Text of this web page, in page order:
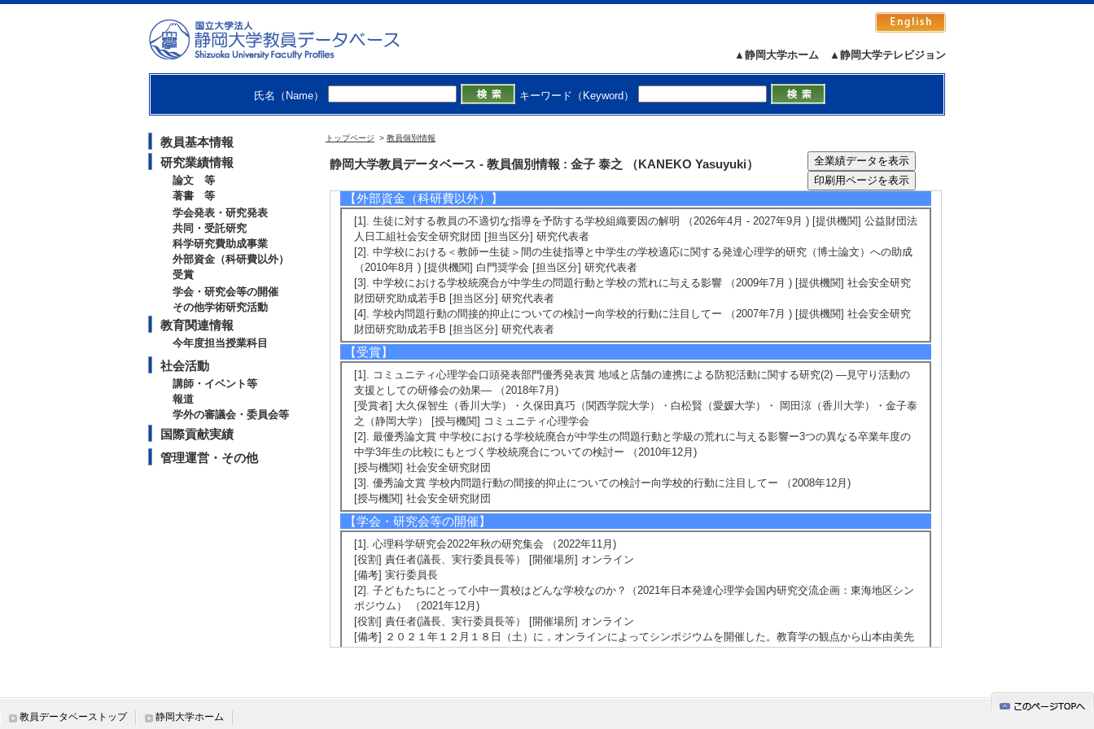
▲静岡大学テレビジョン
▲静岡大学ホーム
氏名（Name） キーワード（Keyword）
教員基本情報
研究業績情報
論文 等
著書 等
学会発表・研究発表
共同・受託研究
科学研究費助成事業
外部資金（科研費以外）
受賞
学会・研究会等の開催
その他学術研究活動
教育関連情報
今年度担当授業科目
社会活動
講師・イベント等
報道
学外の審議会・委員会等
国際貢献実績
管理運営・その他
トップページ > 教員個別情報
静岡大学教員データベース - 教員個別情報 : 金子 泰之 （KANEKO Yasuyuki）
[2]. 児童期から思春期への移行期における問題行動とそれを抑止する教師の関わりの関連 （ 2018年4月 ～ 2022年3
月 ） 若手研究(B) 代表
[3]. 小中一貫校の総合的研究 －実践と制度に着目して － （ 2018年4月 ～ 2021年3月 ） 基盤研究(B) 分担
[5]. 小中一貫校の総合的な研究 （ 2015年4月 ～ 2018年3月 ） 基盤研究(B) 分担
5/6全件表示
【外部資金（科研費以外）】
[1]. 生徒に対する教員の不適切な指導を予防する学校組織要因の解明 （2026年4月 - 2027年9月 ) [提供機関] 公益財団法
人日工組社会安全研究財団 [担当区分] 研究代表者
[2]. 中学校における＜教師ー生徒＞間の生徒指導と中学生の学校適応に関する発達心理学的研究（博士論文）への助成
（2010年8月 ) [提供機関] 白門奨学会 [担当区分] 研究代表者
[3]. 中学校における学校統廃合が中学生の問題行動と学校の荒れに与える影響 （2009年7月 ) [提供機関] 社会安全研究
財団研究助成若手B [担当区分] 研究代表者
[4]. 学校内問題行動の間接的抑止についての検討ー向学校的行動に注目してー （2007年7月 ) [提供機関] 社会安全研究
財団研究助成若手B [担当区分] 研究代表者
【受賞】
[1]. コミュニティ心理学会口頭発表部門優秀発表賞 地域と店舗の連携による防犯活動に関する研究(2) ―見守り活動の
支援としての研修会の効果― （2018年7月)
[受賞者] 大久保智生（香川大学）・久保田真巧（関西学院大学）・白松賢（愛媛大学）・ 岡田涼（香川大学）・金子泰
之（静岡大学） [授与機関] コミュニティ心理学会
[2]. 最優秀論文賞 中学校における学校統廃合が中学生の問題行動と学級の荒れに与える影響ー3つの異なる卒業年度の
中学3年生の比較にもとづく学校統廃合についての検討ー （2010年12月)
[授与機関] 社会安全研究財団
[3]. 優秀論文賞 学校内問題行動の間接的抑止についての検討ー向学校的行動に注目してー （2008年12月)
[授与機関] 社会安全研究財団
【学会・研究会等の開催】
[1]. 心理科学研究会2022年秋の研究集会 （2022年11月)
[役割] 責任者(議長、実行委員長等） [開催場所] オンライン
[備考] 実行委員長
[2]. 子どもたちにとって小中一貫校はどんな学校なのか？（2021年日本発達心理学会国内研究交流企画：東海地区シン
ポジウム） （2021年12月)
[役割] 責任者(議長、実行委員長等） [開催場所] オンライン
[備考] ２０２１年１２月１８日（土）に，オンラインによってシンポジウムを開催した。教育学の観点から山本由美先
[役割] 責任者(議長、実行委員長等） [開催場所] オンライン
教員データベーストップ 静岡大学ホーム